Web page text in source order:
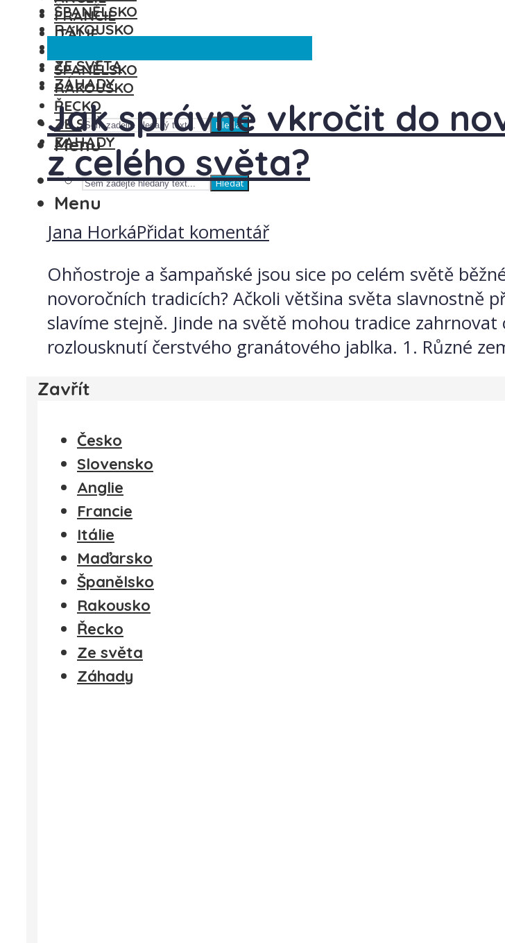
FRANCIE
ITÁLIE
ŠPANĚLSKO
RAKOUSKO
ŘECKO
ZE SVĚTA
ZÁHADY
Hledat
Menu
ŠPANĚLSKO
RAKOUSKO
ZE SVĚTA
ZÁHADY
Hledat
Menu
Jak správně vkročit do
z celého světa?
Jana HorkáPřidat komentář
Ohňostroje a šampaňské jsou sice po celém světě
novoročních tradicích? Ačkoli většina světa slavnostně
slavíme stejně. Jinde na světě mohou tradice
rozlousknutí čerstvého granátového jablka. 1. Různé
Zavřít
Česko
Slovensko
Anglie
Francie
Itálie
Maďarsko
Španělsko
Rakousko
Řecko
Ze světa
Záhady